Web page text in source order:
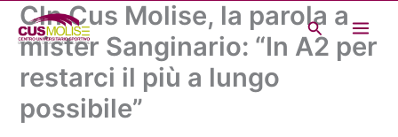
contenuto
Cerca
Cln Cus Molise, la parola a
mister Sanginario: “In A2 per
restarci il più a lungo
possibile”